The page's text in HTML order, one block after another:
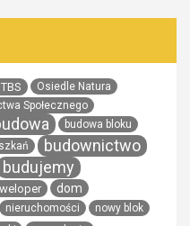
Osiedle Natura
Społecznego
budowa bloku
budownictwo
budujemy
dom
nieruchomości
nowy blok